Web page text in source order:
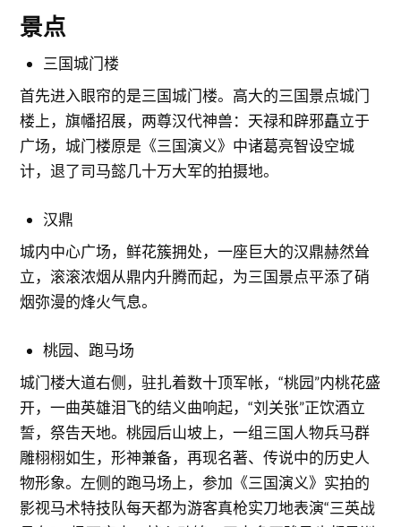
景点
三国城门楼
首先进入眼帘的是三国城门楼。高大的三国景点城门
楼上，旗幡招展，两尊汉代神兽：天禄和辟邪矗立于
广场，城门楼原是《三国演义》中诸葛亮智设空城
计，退了司马懿几十万大军的拍摄地。
汉鼎
城内中心广场，鲜花簇拥处，一座巨大的汉鼎赫然耸
立，滚滚浓烟从鼎内升腾而起，为三国景点平添了硝
烟弥漫的烽火气息。
桃园、跑马场
城门楼大道右侧，驻扎着数十顶军帐，“桃园”内桃花盛
开，一曲英雄泪飞的结义曲响起，“刘关张”正饮酒立
誓，祭告天地。桃园后山坡上，一组三国人物兵马群
雕栩栩如生，形神兼备，再现名著、传说中的历史人
物形象。左侧的跑马场上，参加《三国演义》实拍的
影视马术特技队每天都为游客真枪实刀地表演“三英战